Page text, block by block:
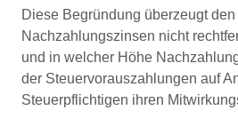
Diese Begründung überzeugt
Nachzahlungszinsen nicht
und in welcher Höhe
der Steuervorauszahlungen auf
Steuerpflichtigen ihren